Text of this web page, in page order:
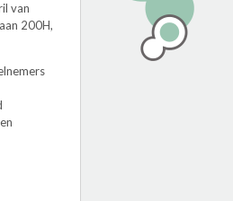
van
200H,